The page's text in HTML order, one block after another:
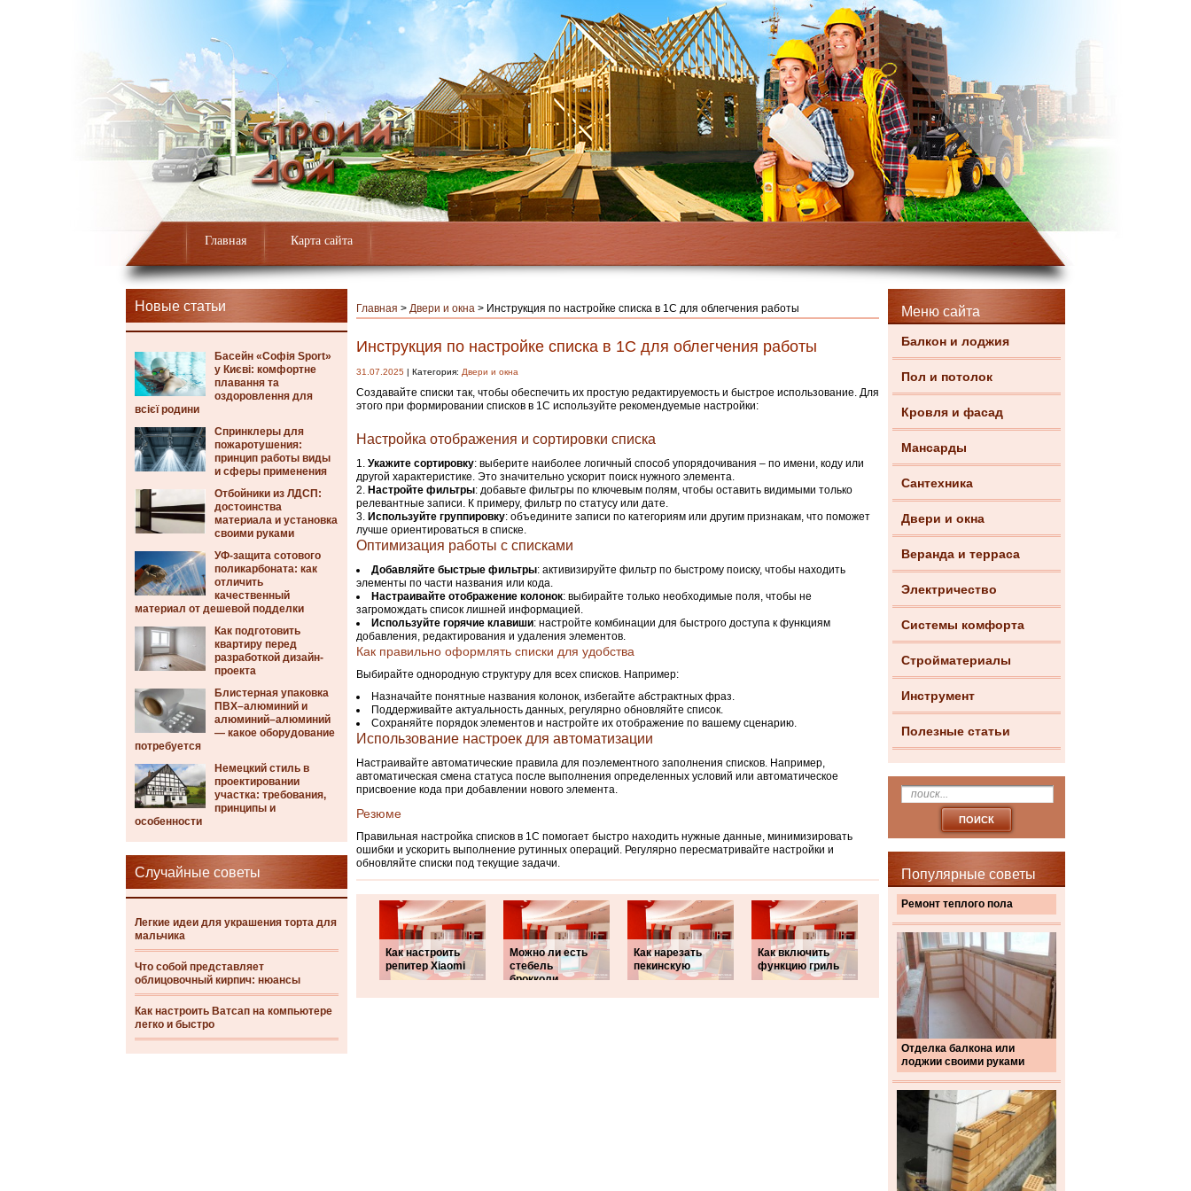
Главная Карта сайта
Новые статьи
Басейн «Софія Sport»
у Києві: комфортне
плавання та
оздоровлення для
всієї родини
Спринклеры для
пожаротушения:
принцип работы виды
и сферы применения
Отбойники из ЛДСП:
достоинства
материала и установка
своими руками
УФ-защита сотового
поликарбоната: как
отличить
качественный
материал от дешевой подделки
Как подготовить
квартиру перед
разработкой дизайн-
проекта
Блистерная упаковка
ПВХ–алюминий и
алюминий–алюминий
— какое оборудование
потребуется
Немецкий стиль в
проектировании
участка: требования,
принципы и
особенности
Случайные советы
Легкие идеи для украшения торта для
мальчика
Что собой представляет
облицовочный кирпич: нюансы
Как настроить Ватсап на компьютере
легко и быстро
Меню сайта
Балкон и лоджия
Пол и потолок
Кровля и фасад
Мансарды
Сантехника
Двери и окна
Веранда и терраса
Электричество
Системы комфорта
Стройматериалы
Инструмент
Полезные статьи
Популярные советы
Ремонт теплого пола
Отделка балкона или
лоджии своими руками
Главная > Двери и окна > Инструкция по настройке списка в 1С для облегчения работы
Инструкция по настройке списка в 1С для облегчения работы
31.07.2025 | Категория: Двери и окна
Создавайте списки так, чтобы обеспечить их простую редактируемость и быстрое использование. Для
этого при формировании списков в 1С используйте рекомендуемые настройки:
Настройка отображения и сортировки списка
Укажите сортировку: выберите наиболее логичный способ упорядочивания – по имени, коду или
другой характеристике. Это значительно ускорит поиск нужного элемента.
Настройте фильтры: добавьте фильтры по ключевым полям, чтобы оставить видимыми только
релевантные записи. К примеру, фильтр по статусу или дате.
Используйте группировку: объедините записи по категориям или другим признакам, что поможет
лучше ориентироваться в списке.
Оптимизация работы с списками
Добавляйте быстрые фильтры: активизируйте фильтр по быстрому поиску, чтобы находить
элементы по части названия или кода.
Настраивайте отображение колонок: выбирайте только необходимые поля, чтобы не
загромождать список лишней информацией.
Используйте горячие клавиши: настройте комбинации для быстрого доступа к функциям
добавления, редактирования и удаления элементов.
Как правильно оформлять списки для удобства
Выбирайте однородную структуру для всех списков. Например:
Назначайте понятные названия колонок, избегайте абстрактных фраз.
Поддерживайте актуальность данных, регулярно обновляйте список.
Сохраняйте порядок элементов и настройте их отображение по вашему сценарию.
Использование настроек для автоматизации
Настраивайте автоматические правила для поэлементного заполнения списков. Например,
автоматическая смена статуса после выполнения определенных условий или автоматическое
присвоение кода при добавлении нового элемента.
Резюме
Правильная настройка списков в 1С помогает быстро находить нужные данные, минимизировать
ошибки и ускорить выполнение рутинных операций. Регулярно пересматривайте настройки и
обновляйте списки под текущие задачи.
Как настроить
репитер Xiaomi
Можно ли есть
стебель
брокколи
Как нарезать
пекинскую
Как включить
функцию гриль